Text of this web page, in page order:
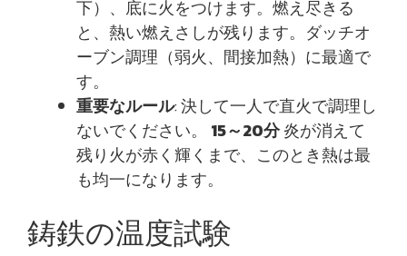
下）、底に火をつけます。燃え尽きる
と、熱い燃えさしが残ります。ダッチオ
ーブン調理（弱火、間接加熱）に最適で
す。
重要なルール: 決して一人で直火で調理し
ないでください。 15～20分炎が消えて
残り火が赤く輝くまで、このとき熱は最
も均一になります。
鋳鉄の温度試験